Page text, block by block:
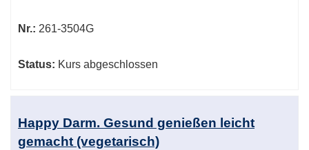
Nr.: 261-3504G
Status: Kurs abgeschlossen
Happy Darm. Gesund genießen leicht
gemacht (vegetarisch)